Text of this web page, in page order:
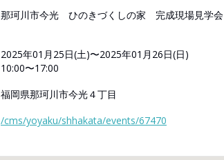
那珂川市今光 ひのきづくしの家 完成現場見学会
2025年01月25日(土)〜2025年01月26日(日)
10:00〜17:00
福岡県那珂川市今光４丁目
/cms/yoyaku/shhakata/events/67470